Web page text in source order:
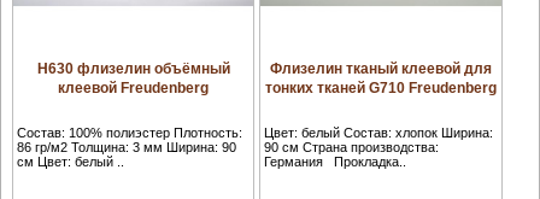
H630 флизелин объёмный
клеевой Freudenberg
Состав: 100% полиэстер Плотность:
86 гр/м2 Толщина: 3 мм Ширина: 90
см Цвет: белый ..
Флизелин тканый клеевой для
тонких тканей G710 Freudenberg
Цвет: белый Состав: хлопок Ширина:
90 см Страна производства:
Германия Прокладка..